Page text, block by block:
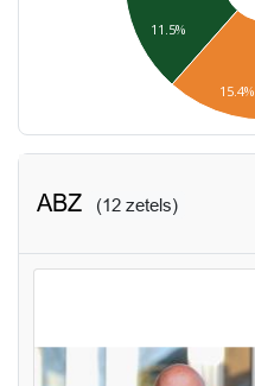
11.5%
15.4%
ABZ (12 zetels)